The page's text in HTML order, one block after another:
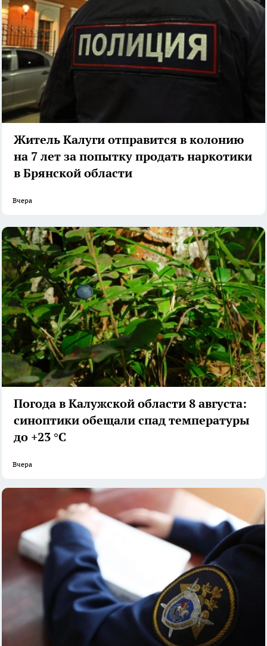
Житель Калуги отправится в колонию
на 7 лет за попытку продать наркотики
в Брянской области
Вчера
Погода в Калужской области 8 августа:
синоптики обещали спад температуры
до +23 °C
Вчера